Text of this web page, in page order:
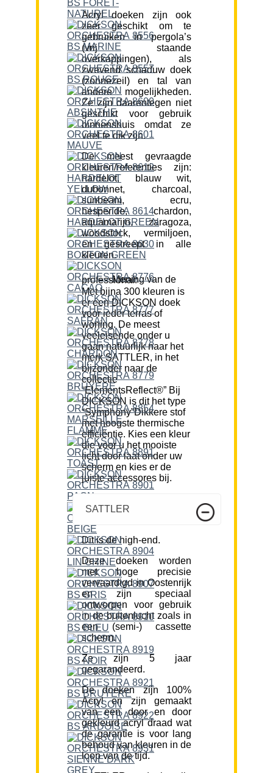
Acryl doeken zijn ook
zeer geschikt om te
gebruiken in pergola’s
(vrij staande
overkappingen), als
zwevend schaduw doek
(zonnezeil) en tal van
andere mogelijkheden.
Ze zijn daarentegen niet
geschikt voor gebruik
binnenshuis omdat ze
veel te dik zijn.
De meest gevraagde
kleuren/referenties zijn:
hardelot, blauw wit,
dubonnet, charcoal,
sunbeam, ecru,
hesperide, chardon,
aquamarijn, zaragoza,
woodstock, vermiljoen,
en gestreept in alle
kleuren.
Mening van de professional:
Met bijna 300 kleuren is
er een DICKSON doek
voor ieder terras of
woning. De meest
veeleisende onder u
gaan natuurlijk naar het
merk SATTLER, in het
bijzonder naar de
collectie
“ElementsReflect®” Bij
DICKSON is dit het type
“Symphony”Dikkere stof
met hoogste thermische
efficiëntie. Kies een kleur
die voor u het mooiste
licht door laat onder uw
scherm en kies er de
juiste accessores bij.
SATTLER
Dit is de high-end.
Deze doeken worden
met hoge precisie
vervaardigd in Oostenrijk
en zijn speciaal
ontworpen voor gebruik
in de buitenlucht zoals in
een (semi-) cassette
scherm.
Ze zijn 5 jaar
gegarandeerd.
De doeken zijn 100%
Acryl en zijn gemaakt
van een door en door
gekleurd acryl draad wat
de garantie is voor lang
behoud van kleuren in de
loop van de tijd.